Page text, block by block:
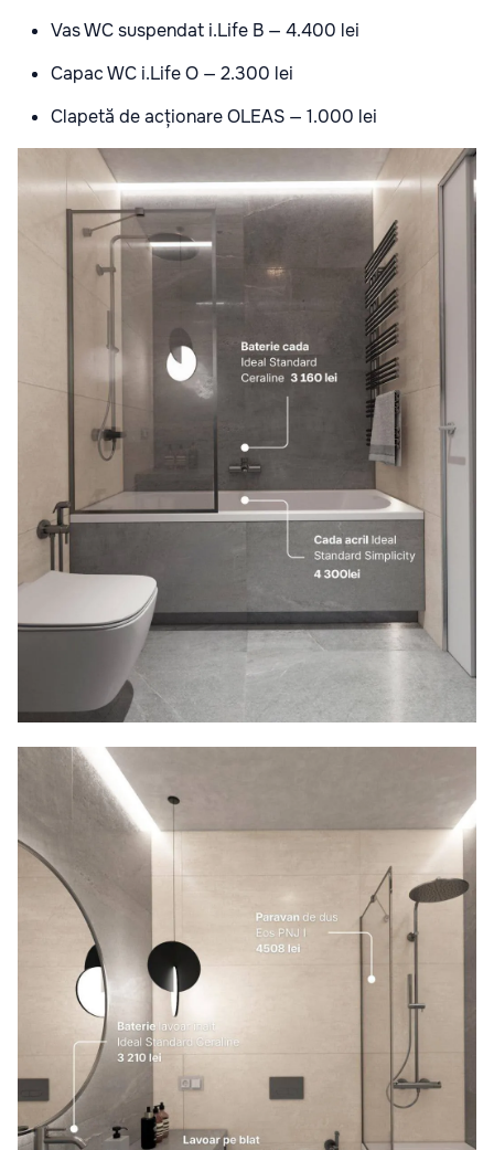
Vas WC suspendat i.Life B — 4.400 lei
Capac WC i.Life O — 2.300 lei
Clapetă de acționare OLEAS — 1.000 lei